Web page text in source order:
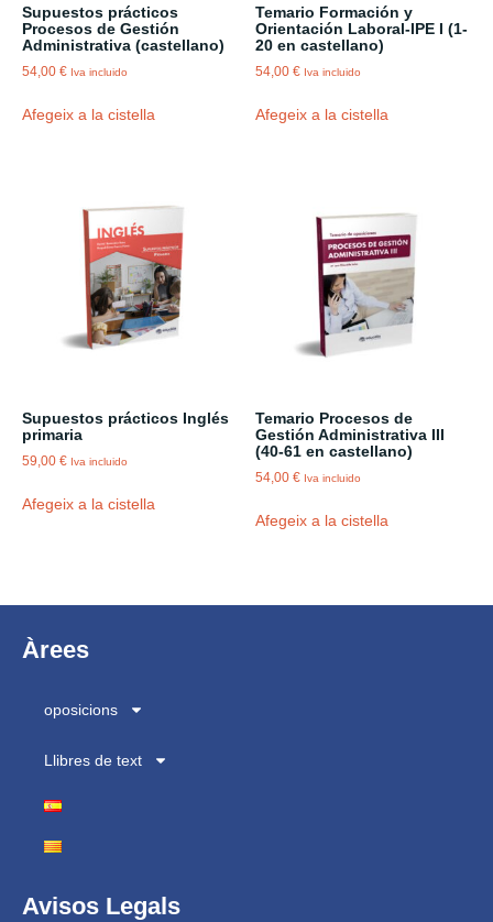
Supuestos prácticos
Procesos de Gestión
Administrativa (castellano)
54,00 € Iva incluido
Afegeix a la cistella
Temario Formación y
Orientación Laboral-IPE I (1-
20 en castellano)
54,00€ Iva incluido
Afegeix a la cistella
Supuestos prácticos Inglés
primaria
59,00 € Iva incluido
Afegeix a la cistella
Temario Procesos de
Gestión Administrativa III
(40-61 en castellano)
54,00€ Iva incluido
Afegeix a la cistella
Àrees
oposicions
Llibres de text
Avisos Legals